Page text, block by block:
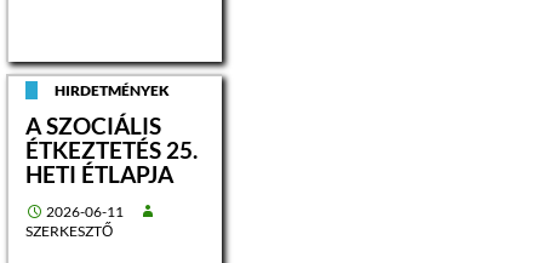
HIRDETMÉNYEK
A SZOCIÁLIS
ÉTKEZTETÉS 25.
HETI ÉTLAPJA
2026-06-11
SZERKESZTŐ